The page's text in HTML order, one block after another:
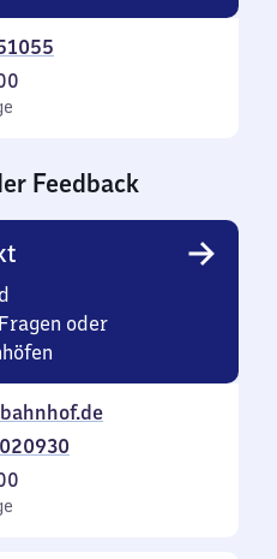
Feedback
oder